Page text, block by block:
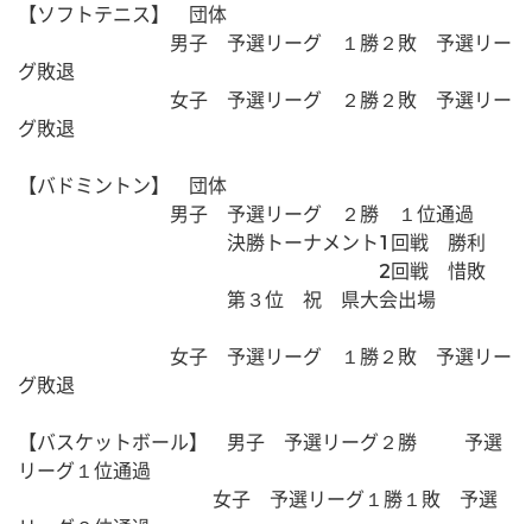
【ソフトテニス】　団体
男子　予選リーグ　１勝２敗　予選リー
グ敗退
女子　予選リーグ　２勝２敗　予選リー
グ敗退
【バドミントン】　団体
男子　予選リーグ　２勝　１位通過
決勝トーナメント1回戦　勝利
2回戦　惜敗
第３位　祝　県大会出場
女子　予選リーグ　１勝２敗　予選リー
グ敗退
【バスケットボール】　男子　予選リーグ２勝　 　 予選
リーグ１位通過
女子　予選リーグ１勝１敗　予選